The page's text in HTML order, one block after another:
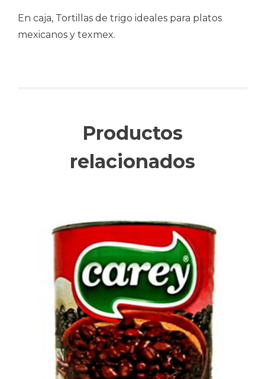
En caja, Tortillas de trigo ideales para platos
mexicanos y texmex.
Productos
relacionados